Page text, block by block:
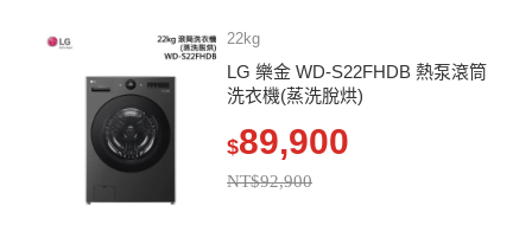
22kg
LG 樂金 WD-S22FHDB 熱泵滾筒
洗衣機(蒸洗脫烘)
$89,900
NT$92,900